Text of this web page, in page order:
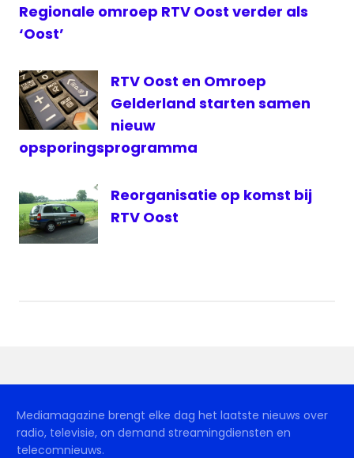
Regionale omroep RTV Oost verder als
‘Oost’
RTV Oost en Omroep
Gelderland starten samen
nieuw
opsporingsprogramma
Reorganisatie op komst bij
RTV Oost
Mediamagazine brengt elke dag het laatste nieuws over
radio, televisie, on demand streamingdiensten en
telecomnieuws.